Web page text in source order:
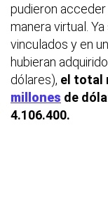
pudieron
manera virtual.
vinculados y en
hubieran
dólares), el total
millones de
4.106.400.